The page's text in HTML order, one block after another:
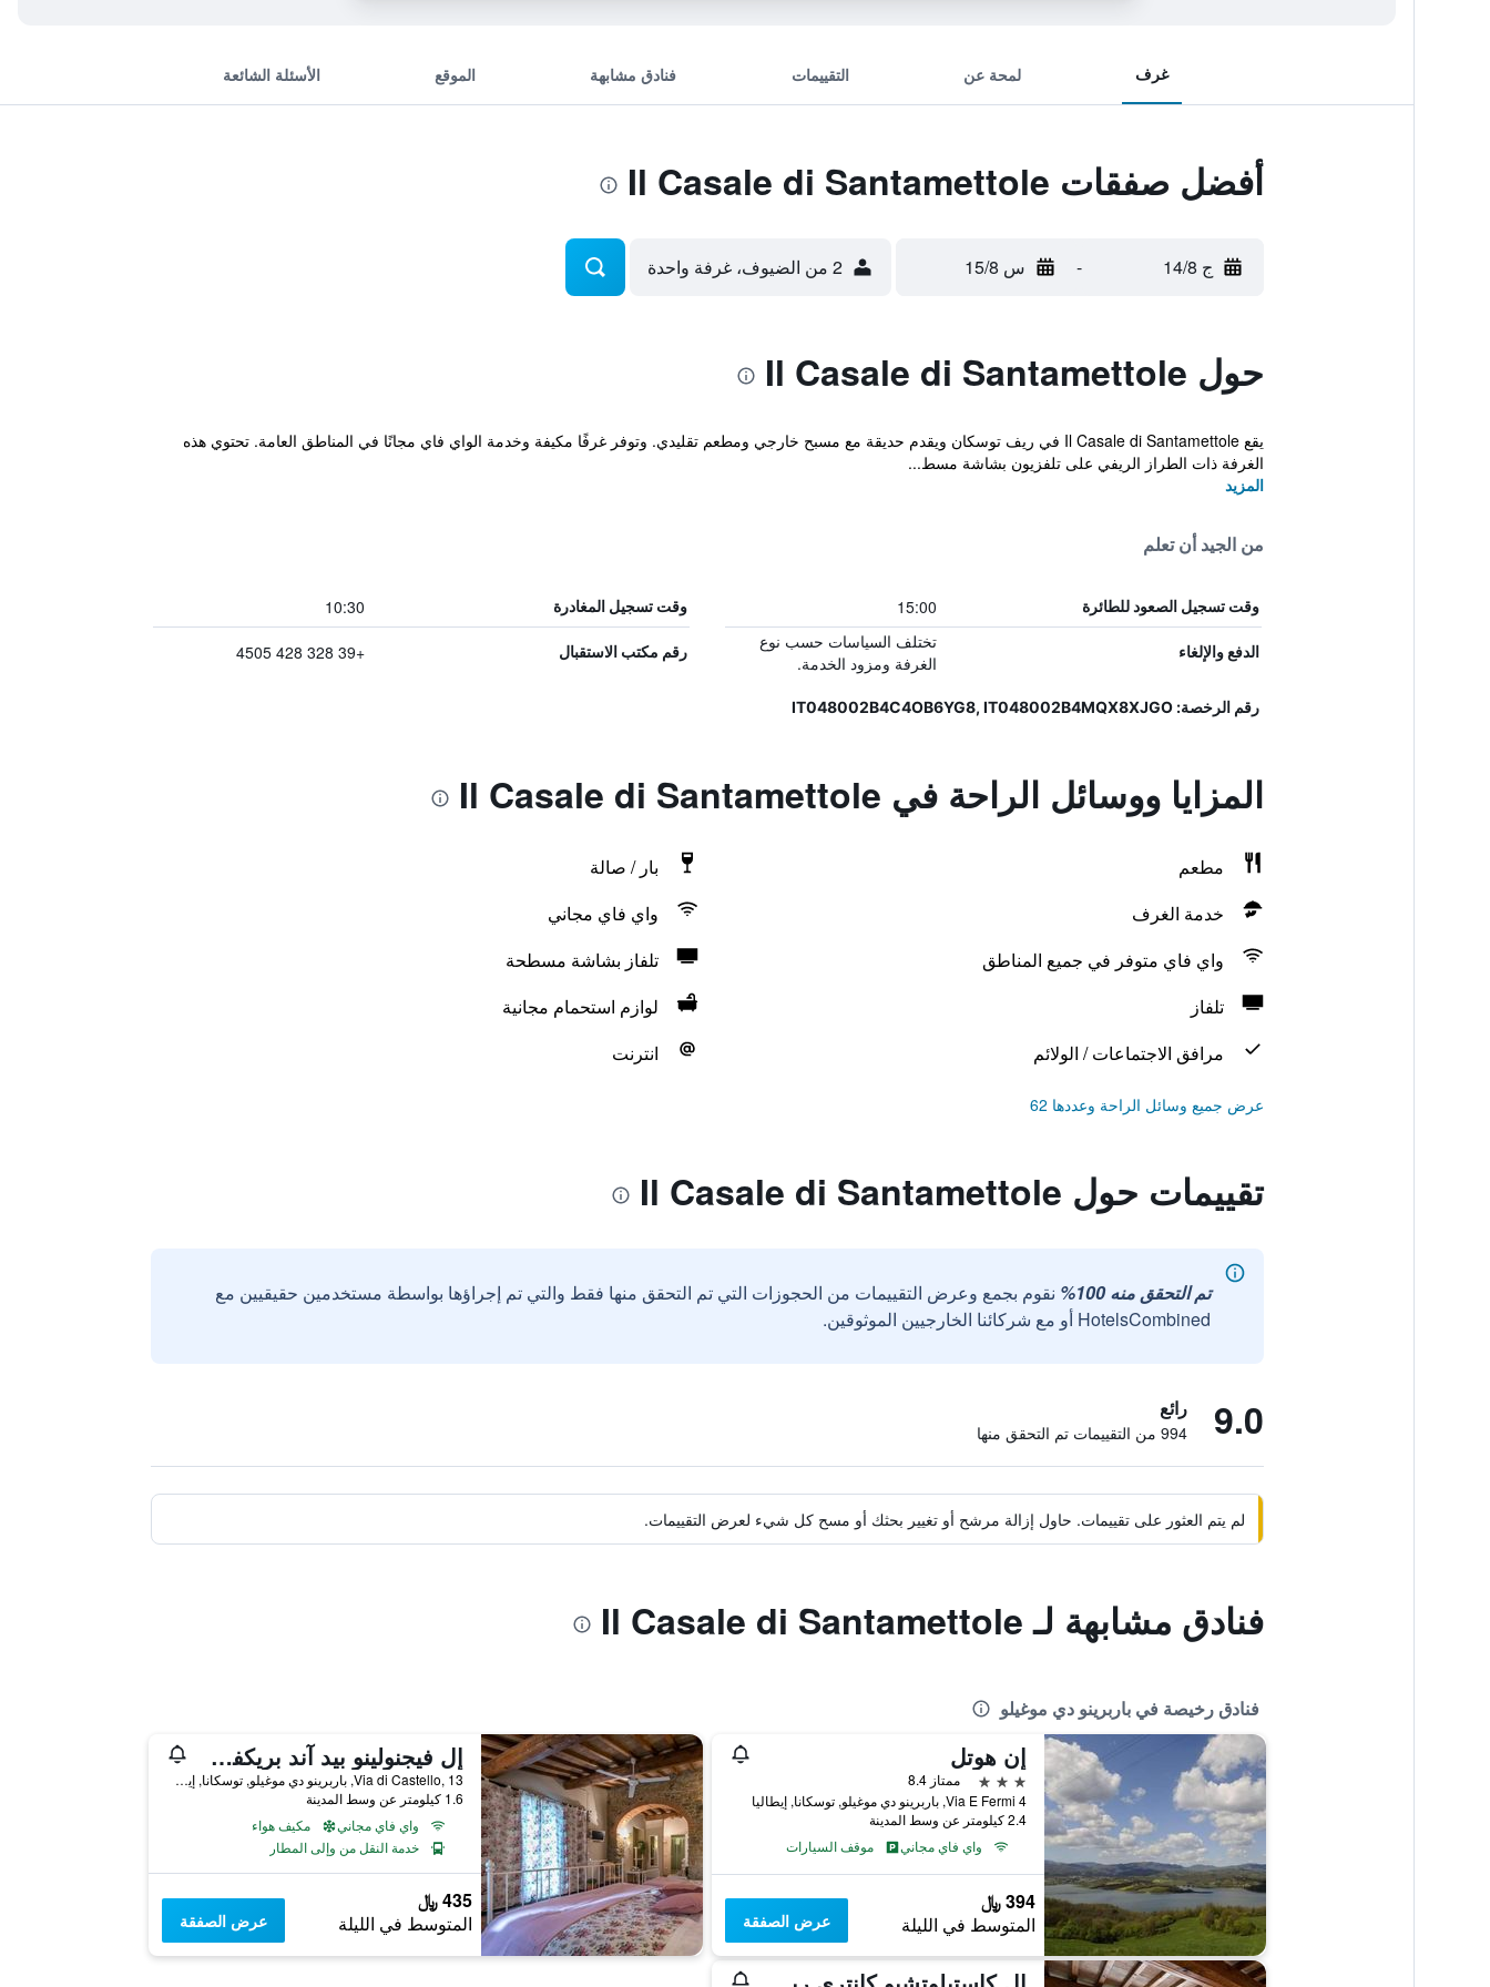
غرف لمحة عن التقييمات فنادق مشابهة الموقع الأسئلة الشائعة
أفضل صفقات Il Casale di Santamettole
ج 14/8 - س 15/8 2 من الضيوف، غرفة واحدة
حول Il Casale di Santamettole
يقع Il Casale di Santamettole في ريف توسكان ويقدم حديقة مع مسبح خارجي ومطعم تقليدي. وتوفر غرفًا مكيفة وخدمة الواي فاي مجانًا في المناطق العامة. تحتوي هذه
الغرفة ذات الطراز الريفي على تلفزيون بشاشة مسط...
المزيد
من الجيد أن تعلم
وقت تسجيل الصعود للطائرة 15:00 وقت تسجيل المغادرة 10:30
الدفع والإلغاء
تختلف السياسات حسب نوع
الغرفة ومزود الخدمة.
رقم مكتب الاستقبال +39 328 428 4505
رقم الرخصة: IT048002B4C4OB6YG8, IT048002B4MQX8XJGO
المزايا ووسائل الراحة في Il Casale di Santamettole
مطعم
بار / صالة
خدمة الغرف
واي فاي مجاني
واي فاي متوفر في جميع المناطق
تلفاز بشاشة مسطحة
تلفاز
لوازم استحمام مجانية
مرافق الاجتماعات / الولائم
انترنت
عرض جميع وسائل الراحة وعددها 62
تقييمات حول Il Casale di Santamettole
تم التحقق منه 100%
نقوم بجمع وعرض التقييمات من الحجوزات التي تم التحقق منها فقط والتي تم إجراؤها بواسطة مستخدمين حقيقيين مع
HotelsCombined أو مع شركائنا الخارجيين الموثوقين.
9.0 رائع
994 من التقييمات تم التحقق منها
لم يتم العثور على تقييمات. حاول إزالة مرشح أو تغيير بحثك أو مسح كل شيء لعرض التقييمات.
فنادق مشابهة لـ Il Casale di Santamettole
فنادق رخيصة في باربرينو دي موغيلو
إن هوتل
3 نجوم
ممتاز 8.4
Via E Fermi 4, باربرينو دي موغيلو, توسكانا, إيطاليا
2.4 كيلومتر عن وسط المدينة
واي فاي مجاني
موقف السيارات
394 ﷼
المتوسط في الليلة عرض الصفقة
إل فيجنولينو بيد آند بريكفست
Via di Castello, 13, باربرينو دي موغيلو, توسكانا, إيطاليا
1.6 كيلومتر عن وسط المدينة
واي فاي مجاني
مكيف هواء
خدمة النقل من وإلى المطار
435 ﷼
المتوسط في الليلة عرض الصفقة